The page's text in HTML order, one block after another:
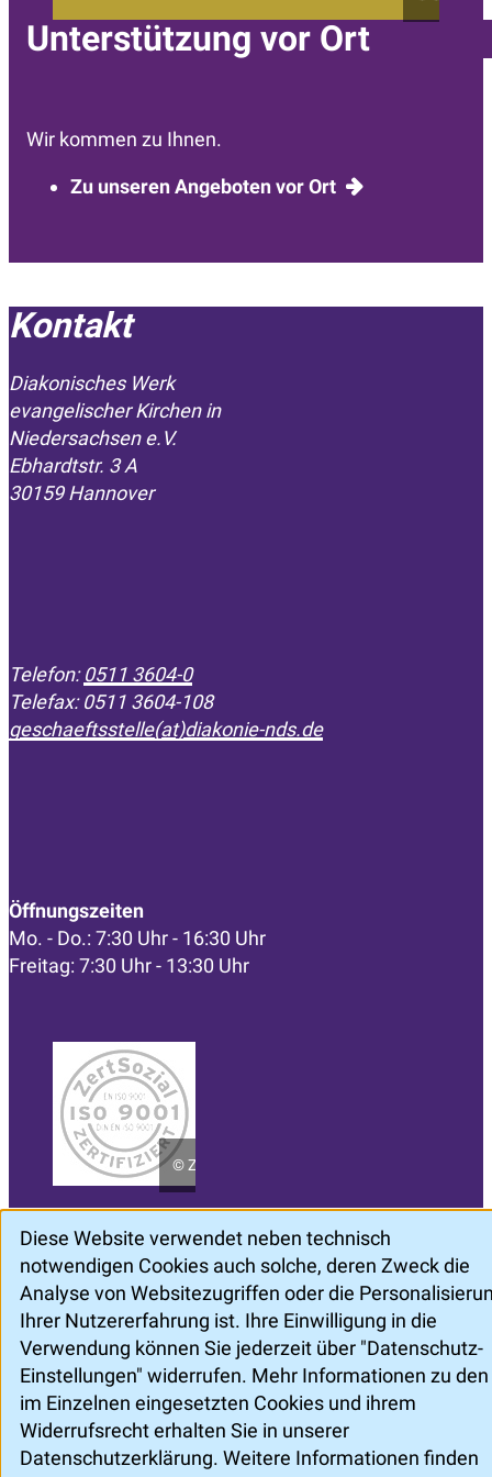
Unterstützung vor Ort
Wir kommen zu Ihnen.
Zu unseren Angeboten vor Ort
Kontakt
Diakonisches Werk
evangelischer Kirchen in
­Niedersachsen e.V.
Ebhardtstr. 3 A
30159 Hannover
Telefon:0511 3604-0
Telefax: 0511 3604-108
geschaeftsstelle(at)diakonie-nds.de
Öffnungszeiten
Mo. - Do.: 7:30 Uhr - 16:30 Uhr
Freitag: 7:30 Uhr - 13:30 Uhr
©ZertSozial
ImpressumDatenschutz Datenschutz-Einstellungen
Nach oben
Diese Website verwendet neben technisch
notwendigen Cookies auch solche, deren Zweck die
Analyse von Websitezugriffen oder die
Ihrer Nutzererfahrung ist. Ihre Einwilligung in die
Verwendung können Sie jederzeit über "Datenschutz-
Einstellungen" widerrufen. Mehr Informationen zu den
im Einzelnen eingesetzten Cookies und ihrem
Widerrufsrecht erhalten Sie in unserer
Datenschutzerklärung. Weitere Informationen finden